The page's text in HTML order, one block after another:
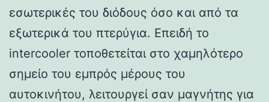
εσωτερικές του διόδους όσο και από τα
εξωτερικά του πτερύγια. Επειδή το
intercooler τοποθετείται στο χαμηλότερο
σημείο του εμπρός μέρους του
αυτοκινήτου, λειτουργεί σαν μαγνήτης για